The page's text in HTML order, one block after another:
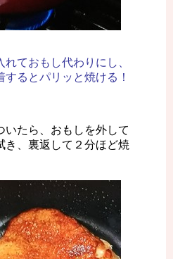
ておもし代わりにし、
るとパリッと焼ける！
いたら、おもしを外して
き、裏返して２分ほど焼